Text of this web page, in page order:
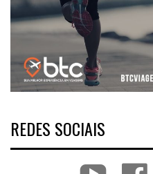
REDES SOCIAIS